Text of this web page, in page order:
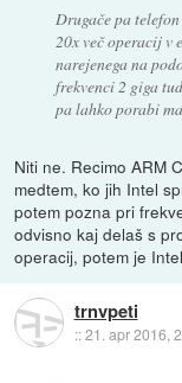
Drugače pa
20x več operacij v
narejenega na
frekvenci 2 giga
pa lahko porabi
Niti ne. Recimo ARM
medtem, ko jih Intel
potem pozna pri
odvisno kaj delaš s
operacij, potem je
trnvpeti
::21. apr 2016,